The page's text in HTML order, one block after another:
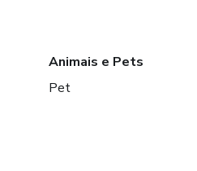
Animais e Pets
Pet